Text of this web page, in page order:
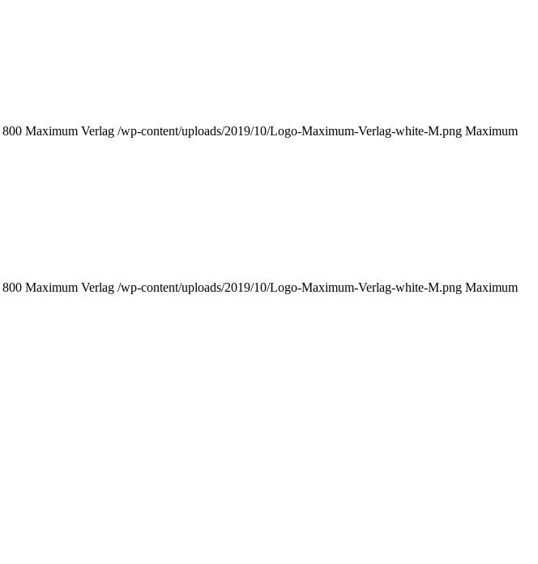
800 Maximum Verlag /wp-content/uploads/2019/10/Logo-Maximum-Verlag-white-M.png Maximum
800 Maximum Verlag /wp-content/uploads/2019/10/Logo-Maximum-Verlag-white-M.png Maximum